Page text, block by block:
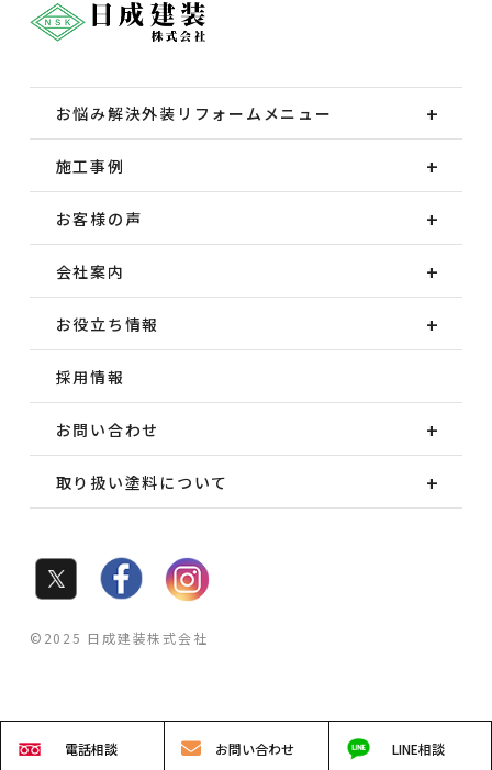
電話相談 お問い合わせ LINE相談
お悩み解決外装 リフォームメニュー
施工事例
お客様の声
会社案内
お役立ち情報
採用情報
お問い合わせ
取り扱い塗料について
©2025 日成建装株式会社